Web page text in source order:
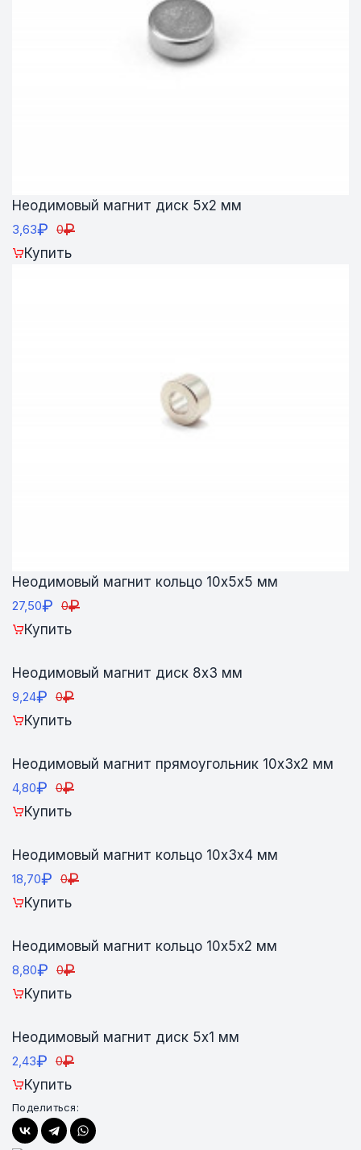
Неодимовый магнит диск 5х2 мм
3,63₽ 0₽
Купить
Неодимовый магнит кольцо 10х5х5 мм
27,50₽ 0₽
Купить
Неодимовый магнит диск 8х3 мм
9,24₽ 0₽
Купить
Неодимовый магнит прямоугольник 10х3х2 мм
4,80₽ 0₽
Купить
Неодимовый магнит кольцо 10х3х4 мм
18,70₽ 0₽
Купить
Неодимовый магнит кольцо 10х5х2 мм
8,80₽ 0₽
Купить
Неодимовый магнит диск 5х1 мм
2,43₽ 0₽
Купить
Поделиться: